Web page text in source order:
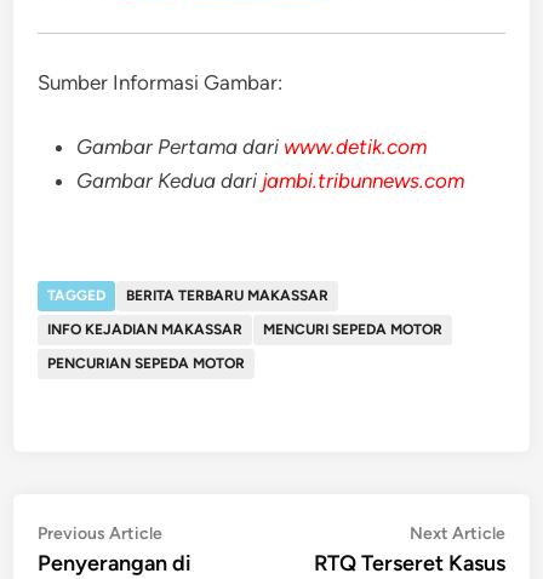
Sumber Informasi Gambar:
Gambar Pertama dari www.detik.com
Gambar Kedua dari jambi.tribunnews.com
TAGGED
BERITA TERBARU MAKASSAR
INFO KEJADIAN MAKASSAR
MENCURI SEPEDA MOTOR
PENCURIAN SEPEDA MOTOR
Post
Previous ArticlePrevious
article:
Penyerangan di
Next Article
RTQ Terseret Kasus